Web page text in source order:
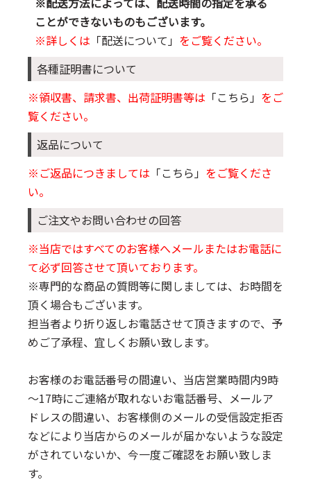
ことができないものもございます。
※詳しくは 「配送について」 をご覧ください。
各種証明書について
※領収書、請求書、出荷証明書等は 「こちら」 をご
覧ください。
返品について
※ご返品につきましては 「こちら」 をご覧くださ
い。
ご注文やお問い合わせの回答
※当店ではすべてのお客様へメールまたはお電話に
て必ず回答させて頂いております。
※専門的な商品の質問等に関しましては、お時間を
頂く場合もございます。
担当者より折り返しお電話させて頂きますので、予
めご了承程、宜しくお願い致します。
お客様のお電話番号の間違い、当店営業時間内9時
～17時にご連絡が取れないお電話番号、メールア
ドレスの間違い、お客様側のメールの受信設定拒否
などにより当店からのメールが届かないような設定
がされていないか、今一度ご確認をお願い致しま
す。